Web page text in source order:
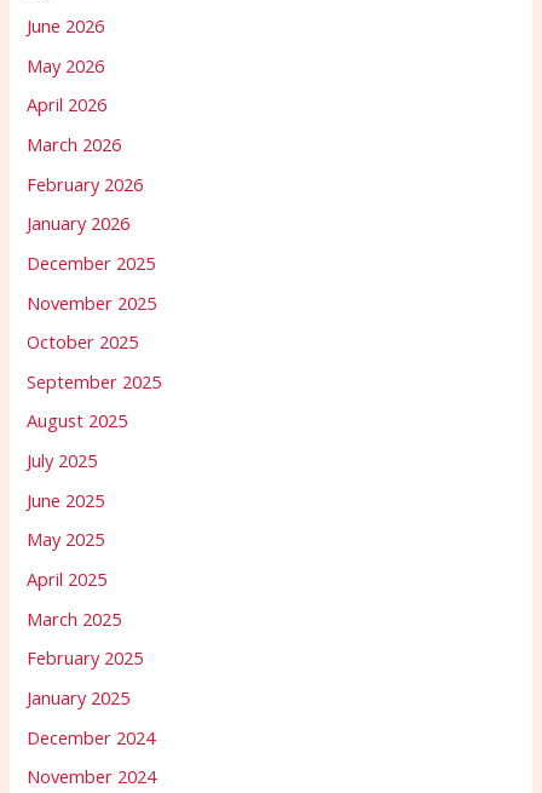
June 2026
May 2026
April 2026
March 2026
February 2026
January 2026
December 2025
November 2025
October 2025
September 2025
August 2025
July 2025
June 2025
May 2025
April 2025
March 2025
February 2025
January 2025
December 2024
November 2024